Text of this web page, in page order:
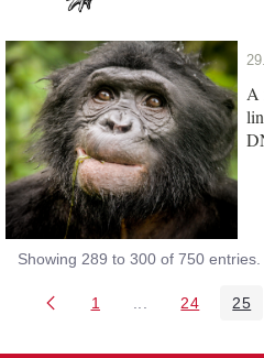
A
Showing 289 to 300 of 750 entries.
Page
1 Intermediate
Page
24 25